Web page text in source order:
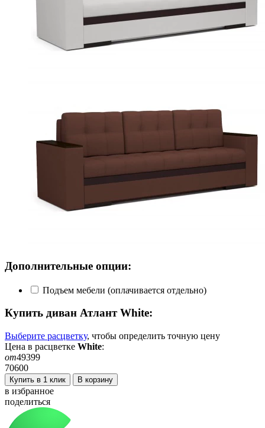
Дополнительные опции:
Подъем мебели (оплачивается отдельно)
Купить диван Атлант White:
Выберите расцветку, чтобы определить точную цену
Цена в расцветке White:
от49399
70600
Купить в 1 клик В корзину
в избранное
поделиться